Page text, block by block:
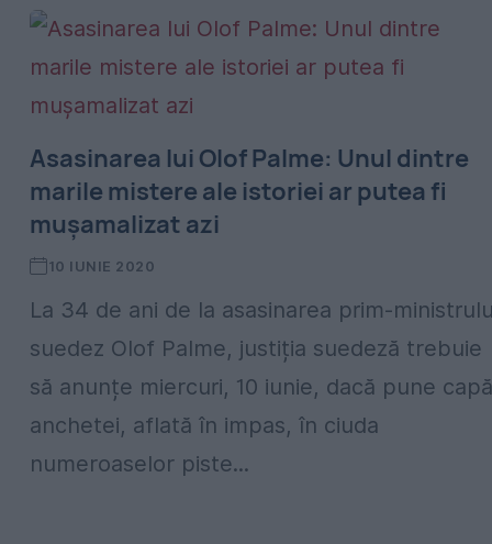
Asasinarea lui Olof Palme: Unul dintre
marile mistere ale istoriei ar putea fi
mușamalizat azi
10 IUNIE 2020
La 34 de ani de la asasinarea prim-
suedez Olof Palme, justiția suedeză trebuie
să anunțe miercuri, 10 iunie, dacă pune
anchetei, aflată în impas, în ciuda
numeroaselor piste...